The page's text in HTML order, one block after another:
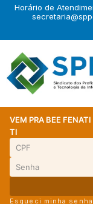
Horário de
VEM PRA BEE FENATI
TI
Esqueci minha senha